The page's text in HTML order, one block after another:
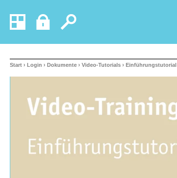
Start › Login › Dokumente › Video-Tutorials › Einführungstutorial